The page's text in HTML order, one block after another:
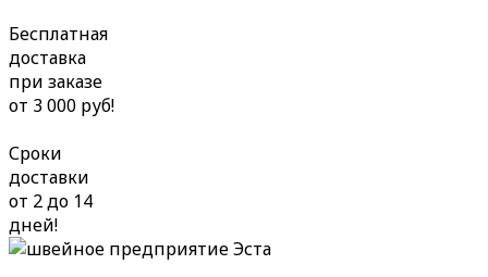
Бесплатная
доставка
при заказе
от 3 000 руб!
Сроки
доставки
от 2 до 14
дней!